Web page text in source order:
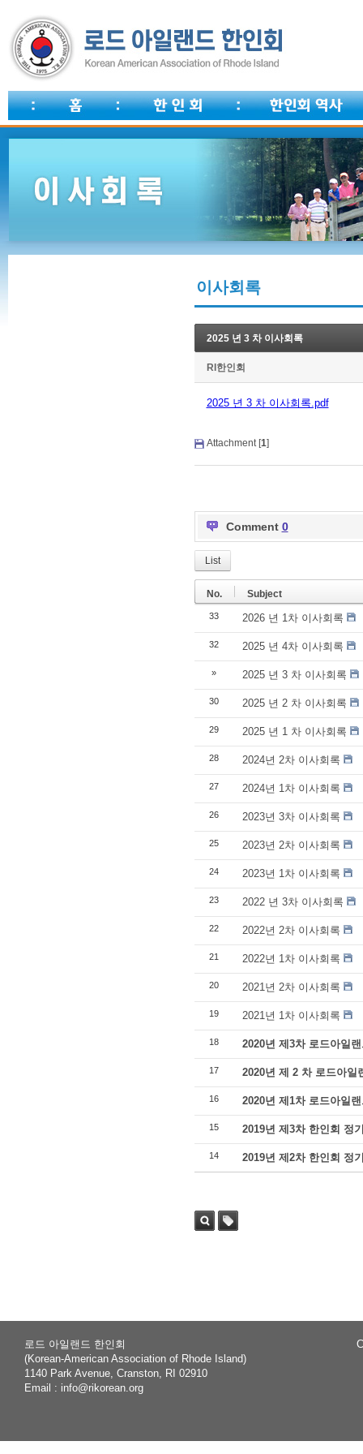
이사회록
2025 년 3 차 이사회록
RI한인회
2025 년 3 차 이사회록.pdf
Attachment [1]
Comment 0
List
No. Subject
33 2026 년 1차 이사회록
32 2025 년 4차 이사회록
» 2025 년 3 차 이사회록
30 2025 년 2 차 이사회록
29 2025 년 1 차 이사회록
28 2024년 2차 이사회록
27 2024년 1차 이사회록
26 2023년 3차 이사회록
25 2023년 2차 이사회록
24 2023년 1차 이사회록
23 2022 년 3차 이사회록
22 2022년 2차 이사회록
21 2022년 1차 이사회록
20 2021년 2차 이사회록
19 2021년 1차 이사회록
18 2020년 제3차 로드아일
17 2020년 제 2 차 로드아일
16 2020년 제1차 로드아일
15 2019년 제3차 한인회 정
14 2019년 제2차 한인회 정
로드 아일랜드 한인회
(Korean-American Association of Rhode Island)
1140 Park Avenue, Cranston, RI 02910
Email : info@rikorean.org